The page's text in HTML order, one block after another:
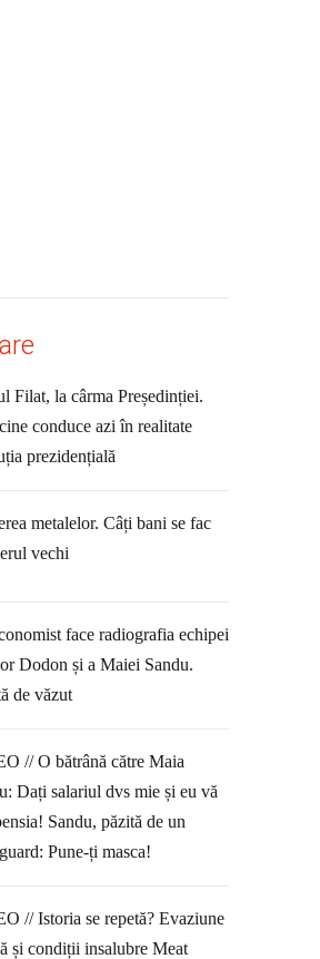
Filat, la cârma Președinției.
conduce azi în realitate
prezidențială
metalelor. Câți bani se fac
vechi
face radiografia echipei
Dodon și a Maiei Sandu.
de văzut
// O bătrână către Maia
Dați salariul dvs mie și eu vă
Sandu, păzită de un
Pune-ți masca!
// Istoria se repetă? Evaziune
și condiții insalubre Meat